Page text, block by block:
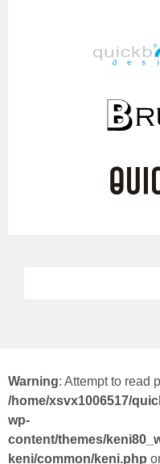
Warning: Attempt to read
/home/xsvx1006517/
wp-
content/themes/
keni/common/keni.php